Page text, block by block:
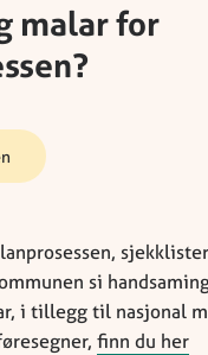
malar for
si
i tillegg til nasjonal
finn du her